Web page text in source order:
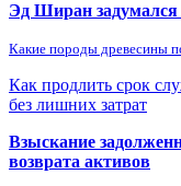
Эд Ширан задумался
Какие породы древесины
Как продлить срок
без лишних затрат
Взыскание
возврата активов